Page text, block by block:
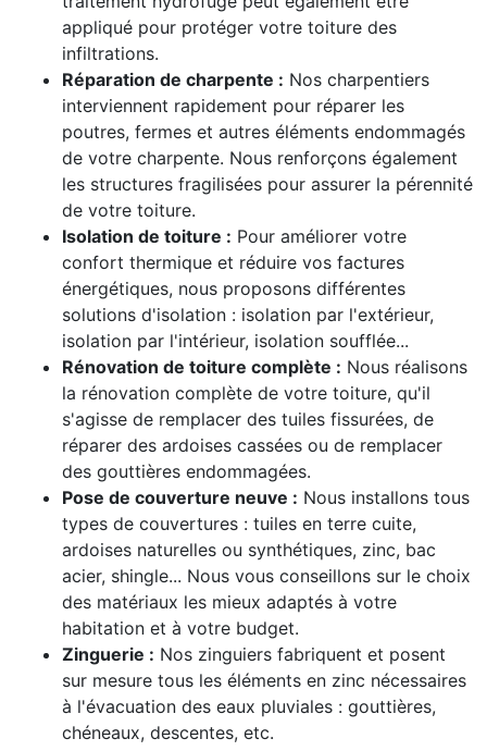
appliqué pour protéger votre toiture des
infiltrations.
Réparation de charpente : Nos charpentiers
interviennent rapidement pour réparer les
poutres, fermes et autres éléments endommagés
de votre charpente. Nous renforçons également
les structures fragilisées pour assurer la pérennité
de votre toiture.
Isolation de toiture : Pour améliorer votre
confort thermique et réduire vos factures
énergétiques, nous proposons différentes
solutions d'isolation : isolation par l'extérieur,
isolation par l'intérieur, isolation soufflée...
Rénovation de toiture complète : Nous réalisons
la rénovation complète de votre toiture, qu'il
s'agisse de remplacer des tuiles fissurées, de
réparer des ardoises cassées ou de remplacer
des gouttières endommagées.
Pose de couverture neuve : Nous installons tous
types de couvertures : tuiles en terre cuite,
ardoises naturelles ou synthétiques, zinc, bac
acier, shingle... Nous vous conseillons sur le choix
des matériaux les mieux adaptés à votre
habitation et à votre budget.
Zinguerie : Nos zinguiers fabriquent et posent
sur mesure tous les éléments en zinc nécessaires
à l'évacuation des eaux pluviales : gouttières,
chéneaux, descentes, etc.